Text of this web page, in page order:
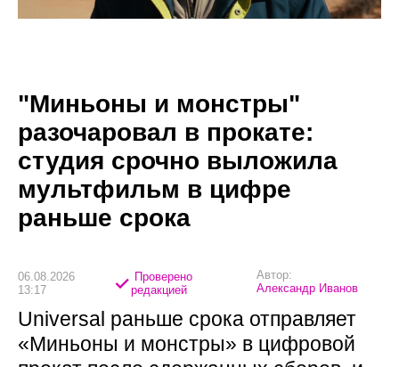
"Миньоны и монстры"
разочаровал в прокате:
студия срочно выложила
мультфильм в цифре
раньше срока
06.08.2026
13:17
Проверено
редакцией
Автор:
Александр Иванов
Universal раньше срока отправляет
«Миньоны и монстры» в цифровой